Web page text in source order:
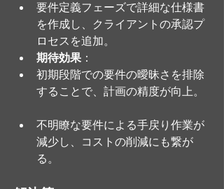
要件定義フェーズで詳細な仕様書
を作成し、クライアントの承認プ
ロセスを追加。
期待効果 ：
初期段階での要件の曖昧さを排除
することで、計画の精度が向上。
不明瞭な要件による手戻り作業が
減少し、コストの削減にも繋が
る。